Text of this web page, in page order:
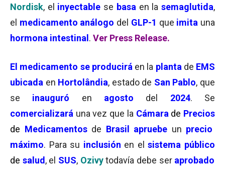
Nordisk, el inyectable se basa en lasemaglutida,
el medicamento análogo del GLP-1 que imita una
hormona intestinal . Ver Press Release.
El medicamento se producirá en la planta de EMS
ubicada en Hortolândia, estado de San Pablo, que
se inauguró en agosto del 2024. Se
comercializará una vez que la Cámara de Precios
de Medicamentosde Brasil apruebe un precio
máximo. Para su inclusión en el sistema público
de salud , el SUS, Ozivytodavía debe ser aprobado